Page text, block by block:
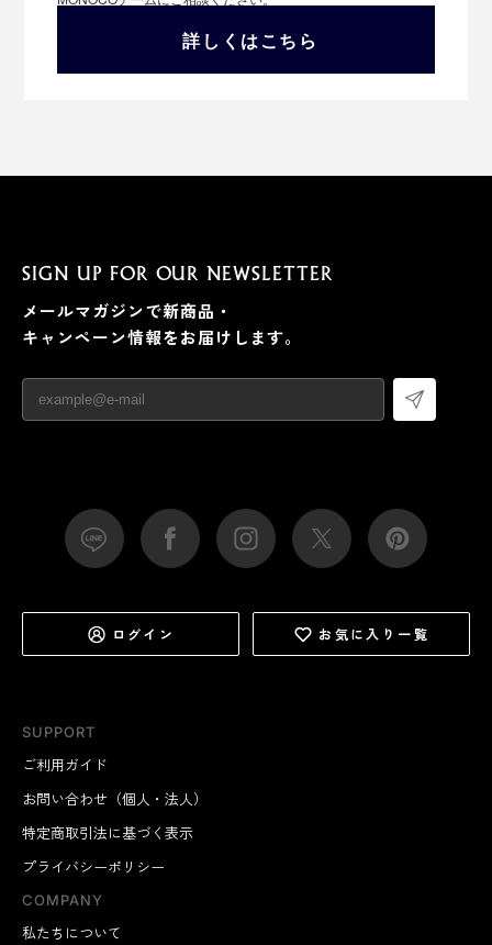
詳しくはこちら
SUPPORT
ご利用ガイド
お問い合わせ（個人・法人）
特定商取引法に基づく表示
プライバシーポリシー
COMPANY
私たちについて
SIGN UP FOR OUR NEWSLETTER
メールマガジンで新商品・
キャンペーン情報をお届けします。
ログイン お気に入り一覧